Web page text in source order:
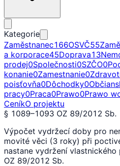
Kategorie
Zaměstnanec166OSVČ55
a korporace45Doprava13
prodej0Společnosti0SZČO0
konanie0Zamestnanie0
poisťovňa0Dôchodky0
pracy0Praca0Prawo0Prawo
CeníkO projektu
§ 1089–1093 OZ 89/2012 Sb.
Výpočet vydržecí doby pro
movité věci (3 roky) při
nastane vydržení
OZ 89/2012 Sb.